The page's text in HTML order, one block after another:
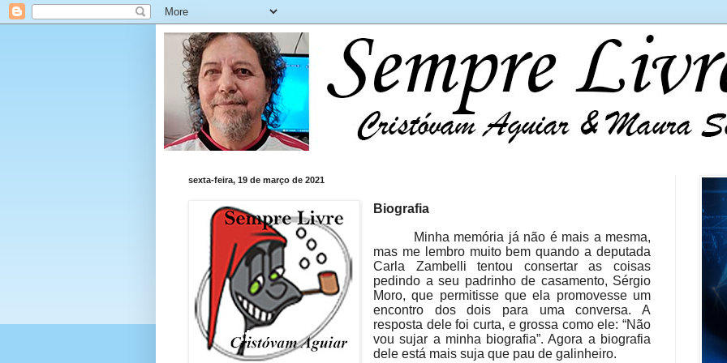
sexta-feira, 19 de março de 2021
Biografia
Minha memória já não é mais a mesma,
mas me lembro muito bem quando a deputada
Carla Zambelli tentou consertar as coisas
pedindo a seu padrinho de casamento, Sérgio
Moro, que permitisse que ela promovesse um
encontro dos dois para uma conversa. A
resposta dele foi curta, e grossa como ele: “Não
vou sujar a minha biografia”. Agora a biografia
dele está mais suja que pau de galinheiro.